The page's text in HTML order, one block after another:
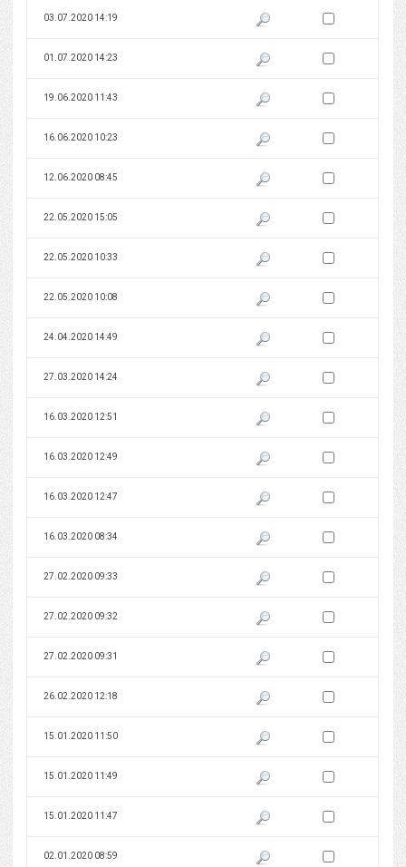
03.07.2020 14:19 Pokaż podgląd wersji z dnia
Zaznacz wersję do
01.07.2020 14:23 Pokaż podgląd wersji z dnia
Zaznacz wersję do
19.06.2020 11:43 Pokaż podgląd wersji z dnia
Zaznacz wersję do
16.06.2020 10:23 Pokaż podgląd wersji z dnia
Zaznacz wersję do
12.06.2020 08:45 Pokaż podgląd wersji z dnia
Zaznacz wersję do
22.05.2020 15:05 Pokaż podgląd wersji z dnia
Zaznacz wersję do
22.05.2020 10:33 Pokaż podgląd wersji z dnia
Zaznacz wersję do
22.05.2020 10:08 Pokaż podgląd wersji z dnia
Zaznacz wersję do
24.04.2020 14:49 Pokaż podgląd wersji z dnia
Zaznacz wersję do
27.03.2020 14:24 Pokaż podgląd wersji z dnia
Zaznacz wersję do
16.03.2020 12:51 Pokaż podgląd wersji z dnia
Zaznacz wersję do
16.03.2020 12:49 Pokaż podgląd wersji z dnia
Zaznacz wersję do
16.03.2020 12:47 Pokaż podgląd wersji z dnia
Zaznacz wersję do
16.03.2020 08:34 Pokaż podgląd wersji z dnia
Zaznacz wersję do
27.02.2020 09:33 Pokaż podgląd wersji z dnia
Zaznacz wersję do
27.02.2020 09:32 Pokaż podgląd wersji z dnia
Zaznacz wersję do
27.02.2020 09:31 Pokaż podgląd wersji z dnia
Zaznacz wersję do
26.02.2020 12:18 Pokaż podgląd wersji z dnia
Zaznacz wersję do
15.01.2020 11:50 Pokaż podgląd wersji z dnia
Zaznacz wersję do
15.01.2020 11:49 Pokaż podgląd wersji z dnia
Zaznacz wersję do
15.01.2020 11:47 Pokaż podgląd wersji z dnia
Zaznacz wersję do
02.01.2020 08:59 Pokaż podgląd wersji z dnia
Zaznacz wersję do